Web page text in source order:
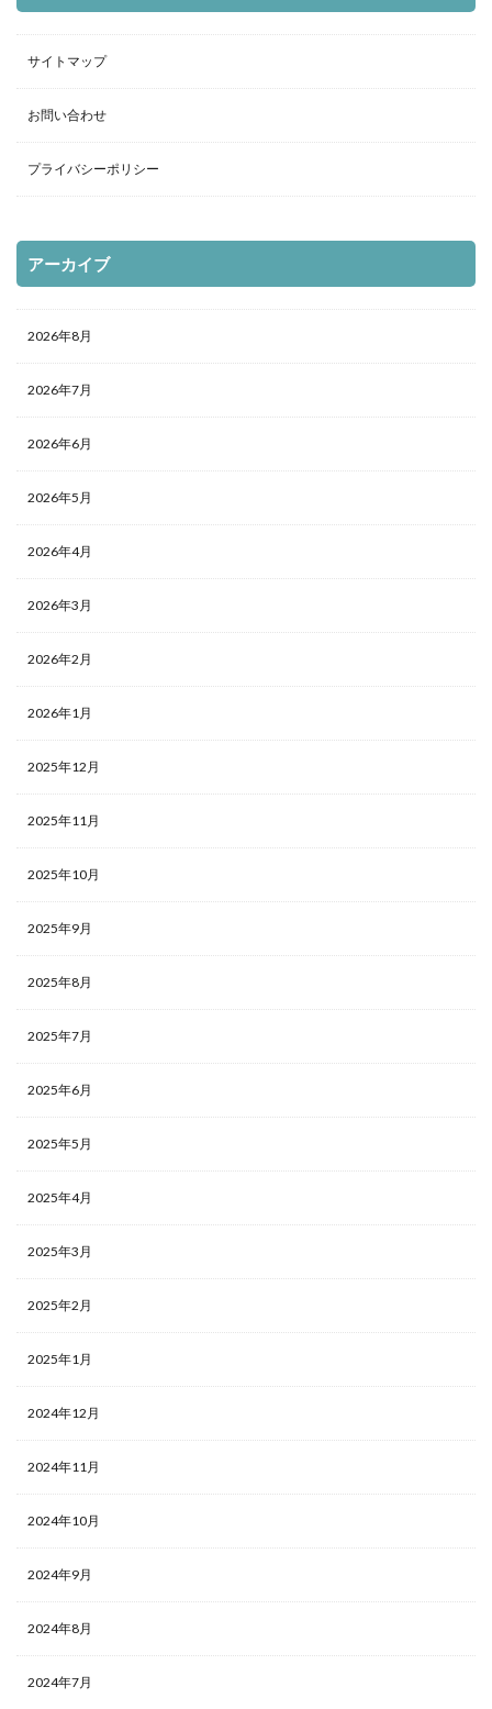
サイトマップ
お問い合わせ
プライバシーポリシー
アーカイブ
2026年8月
2026年7月
2026年6月
2026年5月
2026年4月
2026年3月
2026年2月
2026年1月
2025年12月
2025年11月
2025年10月
2025年9月
2025年8月
2025年7月
2025年6月
2025年5月
2025年4月
2025年3月
2025年2月
2025年1月
2024年12月
2024年11月
2024年10月
2024年9月
2024年8月
2024年7月